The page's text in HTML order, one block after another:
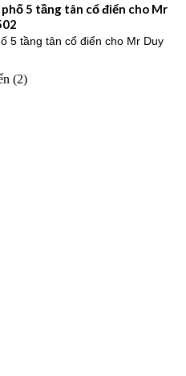
5 tầng tân cổ điển cho Mr
5 tầng tân cổ điển cho Mr Duy